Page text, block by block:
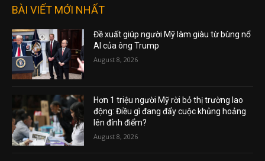
BÀI VIẾT MỚI NHẤT
Đề xuất giúp người Mỹ làm giàu từ bùng nổ
AI của ông Trump
August 8, 2026
Hơn 1 triệu người Mỹ rời bỏ thị trường lao
động: Điều gì đang đẩy cuộc khủng hoảng
lên đỉnh điểm?
August 8, 2026